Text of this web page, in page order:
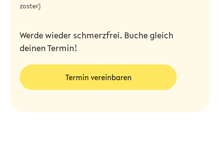
zoster)
Werde wieder schmerzfrei. Buche gleich
deinen Termin!
Termin vereinbaren